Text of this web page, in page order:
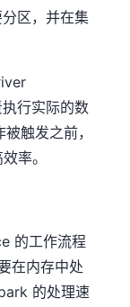
区，并在集
行实际的数
触发之前，
率。
的工作流程
在内存中处
的处理速